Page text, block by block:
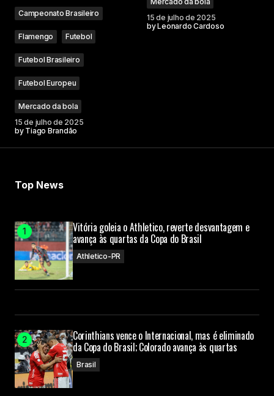
Campeonato Brasileiro
Flamengo Futebol
Futebol Brasileiro
Futebol Europeu
Mercado da bola
15 de julho de 2025
by Tiago Brandão
15 de julho de 2025
byLeonardo Cardoso
Top News
Vitória goleia o Athletico, reverte desvantagem e
avança às quartas da Copa do Brasil
Athletico-PR
Corinthians vence o Internacional, mas é eliminado
da Copa do Brasil; Colorado avança às quartas
Brasil